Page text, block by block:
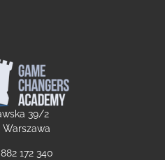
39/2
882 172 340